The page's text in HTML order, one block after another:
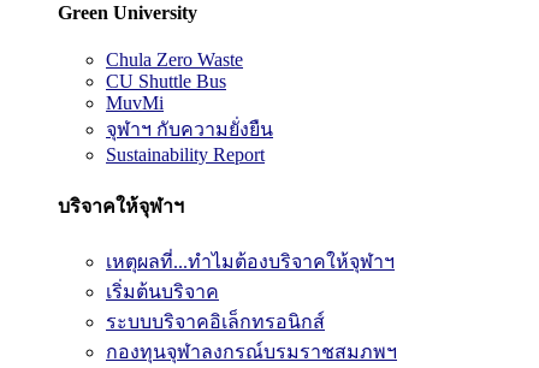
Green University
Chula Zero Waste
CU Shuttle Bus
MuvMi
จุฬาฯ กับความยั่งยืน
Sustainability Report
บริจาคให้จุฬาฯ
เหตุผลที่...ทำไมต้องบริจาคให้จุฬาฯ
เริ่มต้นบริจาค
ระบบบริจาคอิเล็กทรอนิกส์
กองทุนจุฬาลงกรณ์บรมราชสมภพฯ